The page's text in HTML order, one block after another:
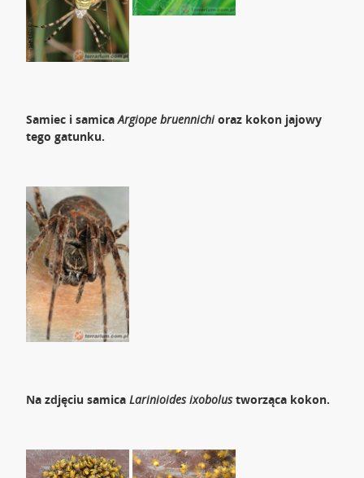
Samiec i samicaArgiope bruennichioraz kokon jajowy
tego gatunku.
Na zdjęciu samicaLarinioides ixobolustworząca kokon.